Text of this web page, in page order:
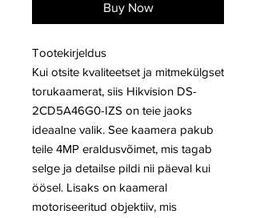
Buy Now
Tootekirjeldus
Kui otsite kvaliteetset ja mitmekülgset
torukaamerat, siis Hikvision DS-
2CD5A46G0-IZS on teie jaoks
ideaalne valik. See kaamera pakub
teile 4MP eraldusvõimet, mis tagab
selge ja detailse pildi nii päeval kui
öösel. Lisaks on kaameral
motoriseeritud objektiiv, mis